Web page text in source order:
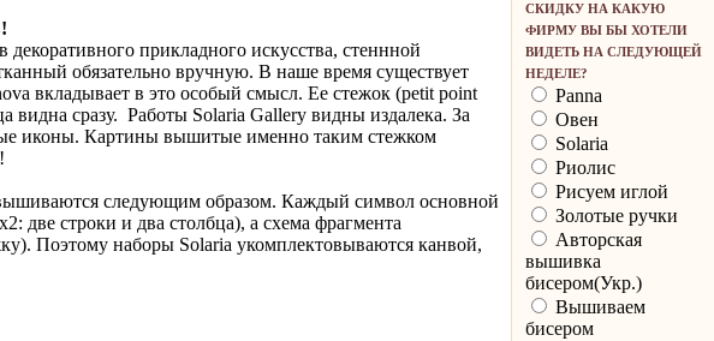
прикладного искусства, стеннной
обязательно вручную. В наше время существует
вкладывает в это особый смысл. Ее стежок (petit point
видна сразу. Работы Solaria Gallery видны издалека. За
иконы. Картины вышитые именно таким стежком
следующим образом. Каждый символ основной
две строки и два столбца), а схема фрагмента
Поэтому наборы Solaria укомплектовываются канвой,
СКИДКУ НА КАКУЮ
ФИРМУ ВЫ БЫ ХОТЕЛИ
ВИДЕТЬ НА СЛЕДУЮЩЕЙ
НЕДЕЛЕ?
Panna
Овен
Solaria
Риолис
Рисуем иглой
Золотые ручки
Авторская
вышивка
бисером(Укр.)
Вышиваем
бисером